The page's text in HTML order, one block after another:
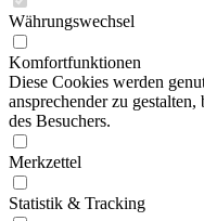
Währungswechsel
Komfortfunktionen
Diese Cookies werden
ansprechender zu
des Besuchers.
Merkzettel
Statistik & Tracking